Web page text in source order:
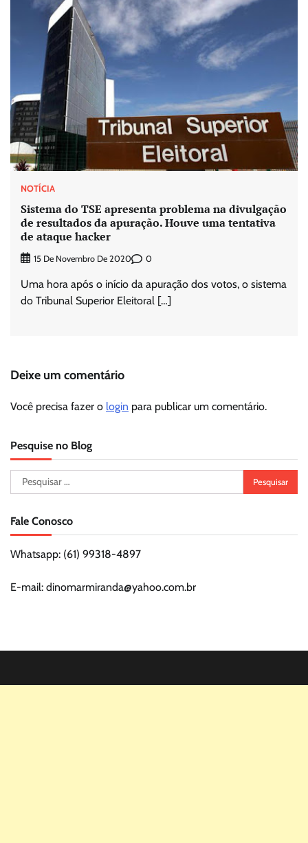
NOTÍCIA
Sistema do TSE apresenta problema na divulgação
de resultados da apuração. Houve uma tentativa
de ataque hacker
15 De Novembro De 2020 0
Uma hora após o início da apuração dos votos, o sistema
do Tribunal Superior Eleitoral […]
Deixe um comentário
Você precisa fazer o login para publicar um comentário.
Pesquise no Blog
Pesquisar
por:
Fale Conosco
Whatsapp: (61) 99318-4897
E-mail: dinomarmiranda@yahoo.com.br